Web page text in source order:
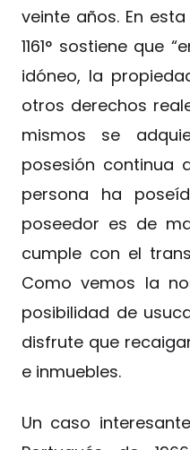
veinte años. En
1161° sostiene que
idóneo, la
otros derechos
mismos se
posesión continua
persona ha
poseedor es de
cumple con el
Como vemos la
posibilidad de
disfrute que
e inmuebles.
Un caso